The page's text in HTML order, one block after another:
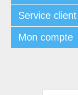
Service client
Mon compte